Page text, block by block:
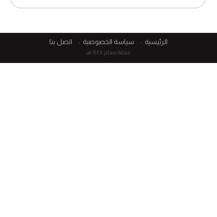
الرئيسية سياسة الخصوصية اتصل بنا
منصة معلم ١٤٤٧ هـ